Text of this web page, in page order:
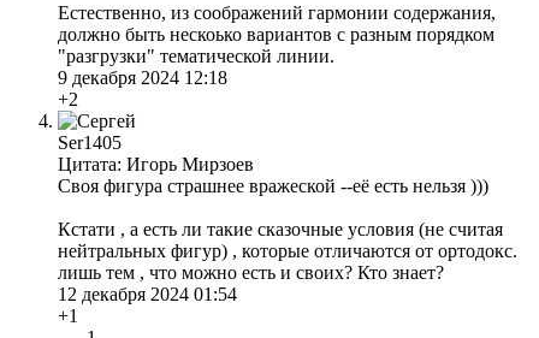
Естественно, из соображений гармонии содержания,
должно быть нескоько вариантов с разным порядком
"разгрузки" тематической линии.
9 декабря 2024 12:18
+2
Ser1405
Цитата: Игорь Мирзоев
Своя фигура страшнее вражеской --её есть нельзя )))
Кстати , а есть ли такие сказочные условия (не считая
нейтральных фигур) , которые отличаются от ортодокс.
лишь тем , что можно есть и своих? Кто знает?
12 декабря 2024 01:54
+1